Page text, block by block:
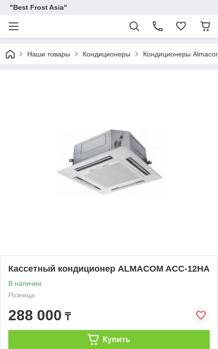
"Best Frost Asia"
Наши товары Кондиционеры Кондиционеры
Кассетный кондиционер ALMACOM ACC-12HA
В наличии
Розница
288 000 ₸
Купить